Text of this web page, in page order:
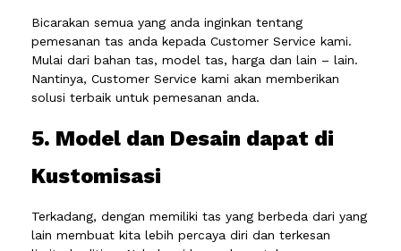
Bicarakan semua yang anda inginkan tentang
pemesanan tas anda kepada Customer Service kami.
Mulai dari bahan tas, model tas, harga dan lain – lain.
Nantinya, Customer Service kami akan memberikan
solusi terbaik untuk pemesanan anda.
5. Model dan Desain dapat di
Kustomisasi
Terkadang, dengan memiliki tas yang berbeda dari yang
lain membuat kita lebih percaya diri dan terkesan